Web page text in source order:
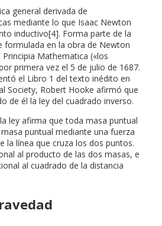
general derivada de
mediante lo que Isaac Newton
inductivo[4]. Forma parte de la
formulada en la obra de Newton
Mathematica («los
primera vez el 5 de julio de 1687.
el Libro 1 del texto inédito en
Society, Robert Hooke afirmó que
de él la ley del cuadrado inverso.
ley afirma que toda masa puntual
puntual mediante una fuerza
la línea que cruza los dos puntos.
al producto de las dos masas, e
al cuadrado de la distancia